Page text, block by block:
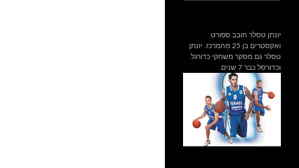
יונתן טסלר חובב ספורט
ואקסטרים בן 25 מהמרכז. יונתן
טסלר גם מסקר משחקי כדורגל
וכדורסל כבר 7 שנים.